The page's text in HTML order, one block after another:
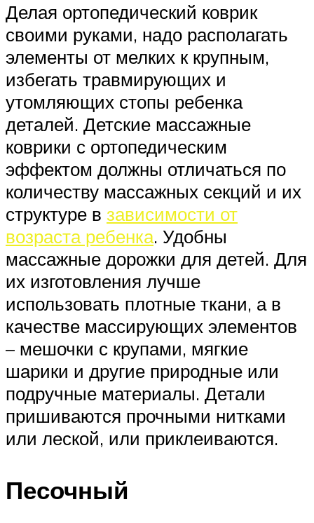
Делая ортопедический коврик
своими руками, надо располагать
элементы от мелких к крупным,
избегать травмирующих и
утомляющих стопы ребенка
деталей. Детские массажные
коврики с ортопедическим
эффектом должны отличаться по
количеству массажных секций и их
структуре в зависимости от
возраста ребенка. Удобны
массажные дорожки для детей. Для
их изготовления лучше
использовать плотные ткани, а в
качестве массирующих элементов
– мешочки с крупами, мягкие
шарики и другие природные или
подручные материалы. Детали
пришиваются прочными нитками
или леской, или приклеиваются.
Песочный